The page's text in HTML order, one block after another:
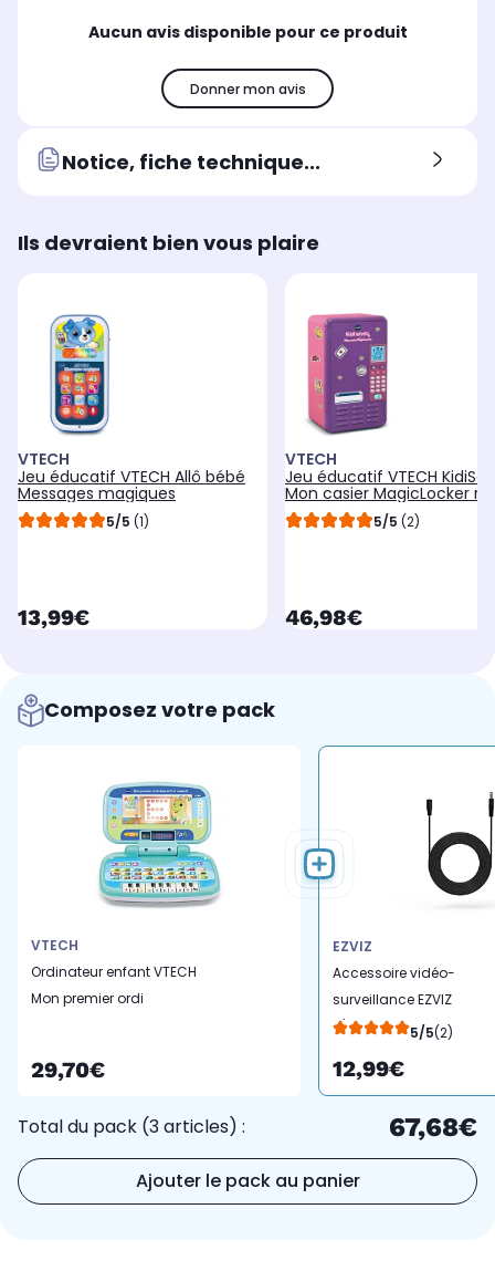
Aucun avis disponible pour ce produit
Donner mon avis
Notice, fiche technique...
Ils devraient bien vous plaire
VTECH
Jeu éducatif VTECH Allô bébé
Messages magiques
5/5 (1)
currentPrice
13,99€
VTECH
Jeu éducatif VTECH
Mon casier MagicLocker
5/5 (2)
currentPrice
46,98€
Composez votre pack
VTECH
Ordinateur enfant VTECH
Mon premier ordi
29,70€
EZVIZ
Accessoire vidéo-
surveillance EZVIZ
d'alimentation -
5/5(2)
12,99€
Total du pack (3 articles) : 67,68€
Ajouter le pack au panier